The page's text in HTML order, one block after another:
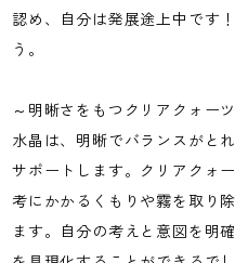
認め、自分は発展途上中です
う。
～明晰さをもつクリアクォー
水晶は、明晰でバランスがと
サポートします。クリアクォ
考にかかるくもりや霧を取り
ます。自分の考えと意図を明